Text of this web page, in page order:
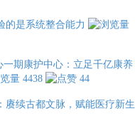
的是系统整合能力
期康护中心：立足千亿康养
4438 44
赓续古都文脉，赋能医疗新生